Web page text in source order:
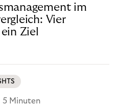
im
Vier
Ziel
5 Minuten